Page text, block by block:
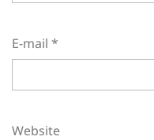
E-mail *
Website